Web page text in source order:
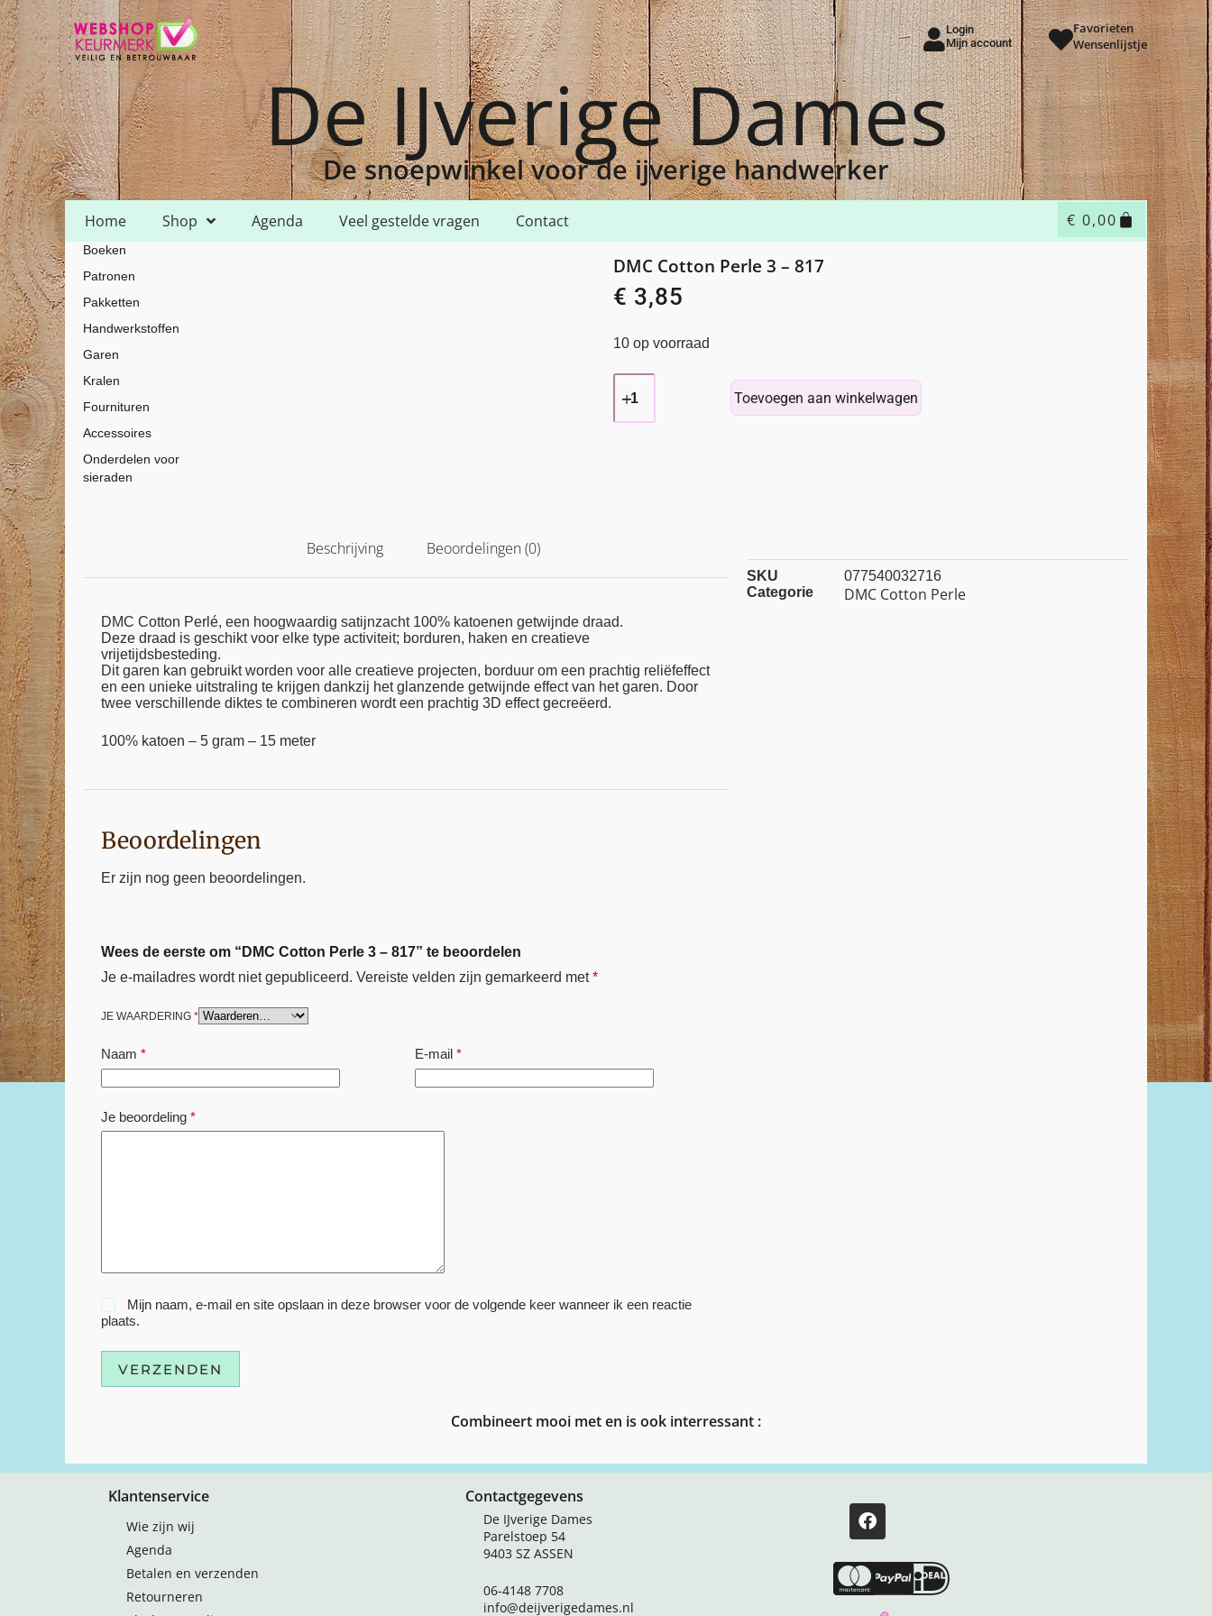
Login
Mijn account
Favorieten
Wensenlijstje
De IJverige Dames
De snoepwinkel voor de ijverige handwerker
Home Shop Agenda Veel gestelde vragen Contact € 0,00
Home Shop
Boeken
Patronen
Pakketten
Handwerkstoffen
Garen
Kralen
Fournituren
Accessoires
Onderdelen voor
sieraden
DMC Cotton Perle 3 – 817
€ 3,85
10 op voorraad
Toevoegen aan winkelwagen
Beschrijving Beoordelingen (0)
DMC Cotton Perlé, een hoogwaardig satijnzacht 100% katoenen getwijnde draad.
Deze draad is geschikt voor elke type activiteit; borduren, haken en creatieve
vrijetijdsbesteding.
Dit garen kan gebruikt worden voor alle creatieve projecten, borduur om een prachtig reliëfeffect
en een unieke uitstraling te krijgen dankzij het glanzende getwijnde effect van het garen. Door
twee verschillende diktes te combineren wordt een prachtig 3D effect gecreëerd.
100% katoen – 5 gram – 15 meter
Beoordelingen
Er zijn nog geen beoordelingen.
Wees de eerste om “DMC Cotton Perle 3 – 817” te beoordelen
Je e-mailadres wordt niet gepubliceerd. Vereiste velden zijn gemarkeerd met*
JE WAARDERING *
Naam * E-mail*
Je beoordeling *
Mijn naam, e-mail en site opslaan in deze browser voor de volgende keer wanneer ik een reactie
plaats.
VERZENDEN
SKU
077540032716
Categorie
DMC Cotton Perle
Combineert mooi met en is ook interressant :
Klantenservice
Wie zijn wij
Agenda
Betalen en verzenden
Retourneren
Contactgegevens
De IJverige Dames
Parelstoep 54
9403 SZ ASSEN
06-4148 7708
info@deijverigedames.nl